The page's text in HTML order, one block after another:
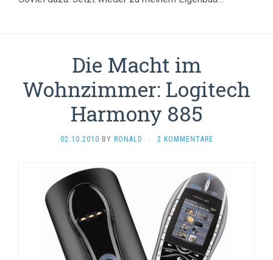
Die Macht im
Wohnzimmer: Logitech
Harmony 885
02.10.2010 BY RONALD · 2 KOMMENTARE